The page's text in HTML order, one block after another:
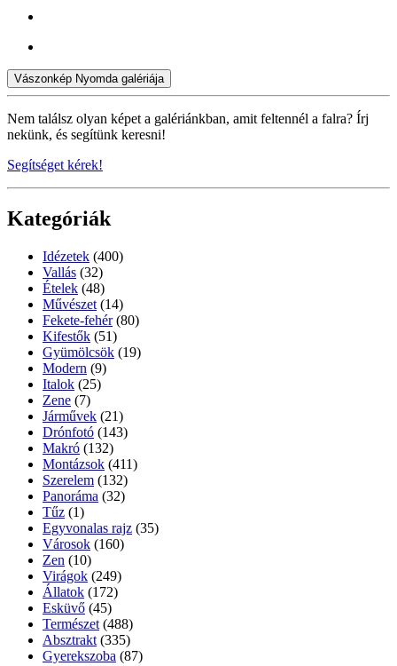
Vászonkép Nyomda galériája
Nem találsz olyan képet a galériánkban, amit feltennél a falra? Írj
nekünk, és segítünk keresni!
Segítséget kérek!
Kategóriák
Idézetek (400)
Vallás (32)
Ételek (48)
Művészet (14)
Fekete-fehér (80)
Kifestők (51)
Gyümölcsök (19)
Modern (9)
Italok (25)
Zene (7)
Járművek (21)
Drónfotó (143)
Makró (132)
Montázsok (411)
Szerelem (132)
Panoráma (32)
Tűz (1)
Egyvonalas rajz (35)
Városok (160)
Zen (10)
Virágok (249)
Állatok (172)
Esküvő (45)
Természet (488)
Absztrakt (335)
Gyerekszoba (87)